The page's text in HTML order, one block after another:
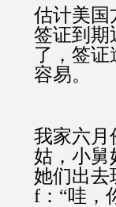
估计美国
签证到期
了，签
容易。
我家六月
姑，小舅
她们出去
f：“哇，